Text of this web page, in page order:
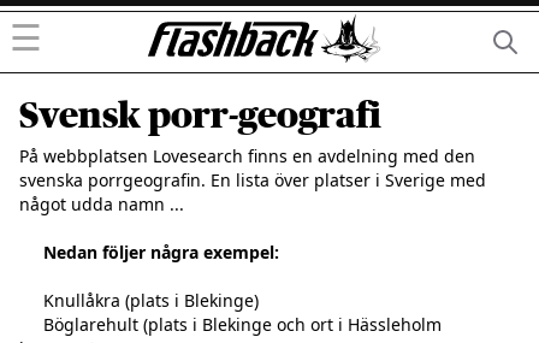
☰
Svensk porr-geografi
På webbplatsen Lovesearch finns en avdelning med den
svenska porrgeografin. En lista över platser i Sverige med
något udda namn ...
Nedan följer några exempel: